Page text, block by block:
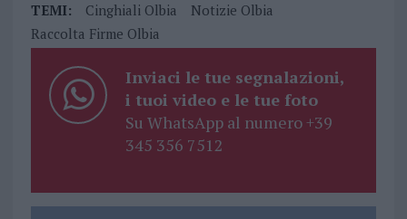
TEMI: Cinghiali Olbia
Notizie Olbia
Raccolta Firme Olbia
Inviaci le tue segnalazioni,
i tuoi video e le tue foto
Su WhatsApp al numero +39
345 356 7512